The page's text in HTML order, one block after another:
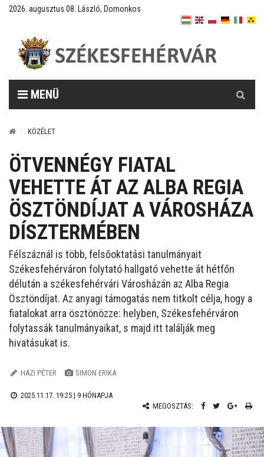
2026. augusztus 08. László, Domonkos
MENÜ
KÖZÉLET
ÖTVENNÉGY FIATAL
VEHETTE ÁT AZ ALBA REGIA
ÖSZTÖNDÍJAT A VÁROSHÁZA
DÍSZTERMÉBEN
Félszáznál is több, felsőoktatási tanulmányait
Székesfehérváron folytató hallgató vehette át hétfőn
délután a székesfehérvári Városházán az Alba Regia
Ösztöndíjat. Az anyagi támogatás nem titkolt célja, hogy a
fiatalokat arra ösztönözze: helyben, Székesfehérváron
folytassák tanulmányaikat, s majd itt találják meg
hivatásukat is.
HÁZI PÉTER SIMON ERIKA
2025.11.17. 19:25 | 9 HÓNAPJA
MEGOSZTÁS: